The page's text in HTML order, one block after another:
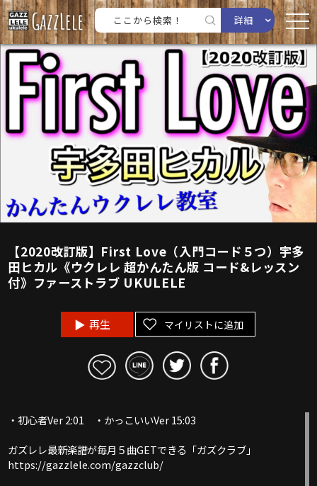
詳細
【2020改訂版】First Love（入門コード５つ）宇多
田ヒカル《ウクレレ 超かんたん版 コード&レッスン
付》ファーストラブ UKULELE
再生 マイリストに追加
・初心者Ver 2:01 ・かっこいいVer 15:03
ガズレレ最新楽譜が毎月５曲GETできる「ガズクラブ」
https://gazzlele.com/gazzclub/